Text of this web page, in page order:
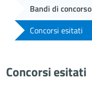
Bandi di concorso
Concorsi esitati
Concorsi esitati